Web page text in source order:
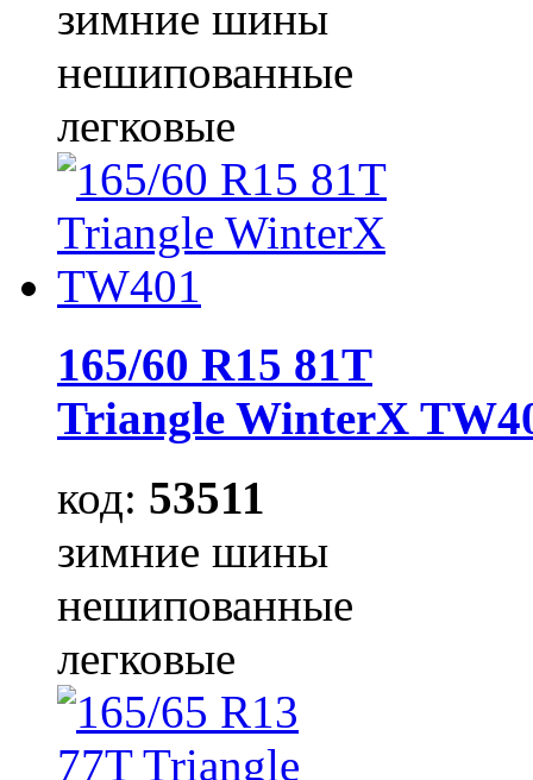
зимние шины
нешипованные
легковые
165/60 R15 81T
Triangle WinterX
код: 53511
зимние шины
нешипованные
легковые